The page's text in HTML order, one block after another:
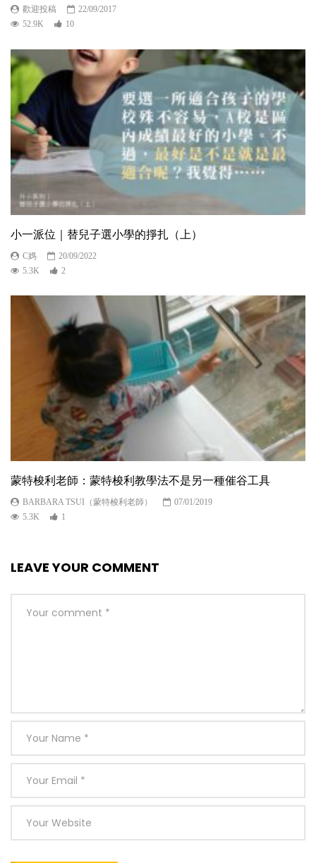
歡迎投稿
22/09/2017
52.9K
10
小一派位｜替兒子選小學的掙扎（上）
C媽
20/09/2022
5.3K
2
蒙特梭利老師：蒙特梭利教學法不是另一種催谷工具
BARBARA TSUI（蒙特梭利老師）
07/01/2019
5.3K
1
LEAVE YOUR COMMENT